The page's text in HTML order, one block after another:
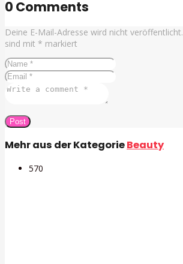
0 Comments
Deine E-Mail-Adresse wird nicht veröffentlicht.
sind mit * markiert
Mehr aus der KategorieBeauty
570